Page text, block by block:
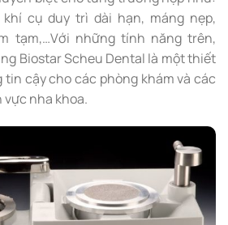
cụ duy trì dài hạn, máng nẹp,
tạm,…Với những tính năng trên,
Biostar Scheu Dental là một thiết
cậy cho các phòng khám và các
nha khoa.